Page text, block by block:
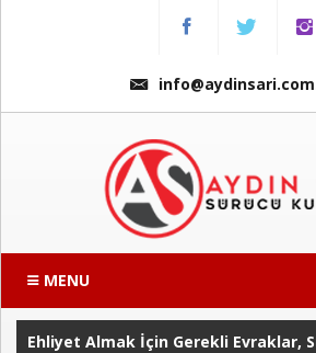
MENU
Ehliyet Almak İçin Gerekli Evraklar,
Fiyatlarımız
Kursumuzdan
Ders
Videoları